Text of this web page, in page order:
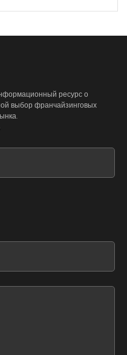
ресурс о
выбор франчайзинговых